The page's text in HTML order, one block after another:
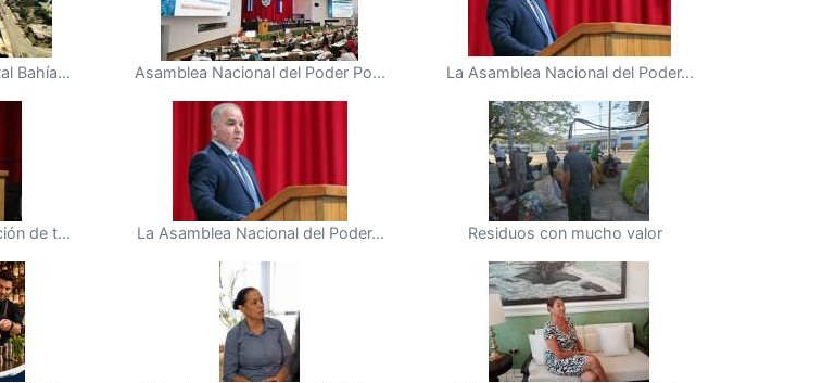
Bahía... Asamblea Nacional del Poder Po... La Asamblea Nacional del Poder...
de t... La Asamblea Nacional del Poder... Residuos con mucho valor